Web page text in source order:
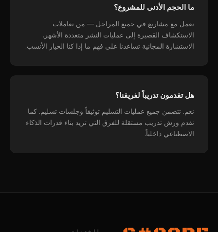
ما الحجم الأدنى للمشروع؟
نعمل مع مشاريع في جميع المراحل — من تعاملات
الاستكشاف القصيرة إلى عمليات النشر متعددة الأشهر.
الاستشارة المجانية تساعدنا على فهم ما إذا كنا الخيار الأنسب.
هل تقدمون تدريباً لفريقنا؟
نعم. تتضمن جميع عمليات التسليم توثيقاً وجلسات تسليم. كما
نقدم ورش تدريب مستقلة للفرق التي تريد بناء قدرات الذكاء
الاصطناعي داخلياً.